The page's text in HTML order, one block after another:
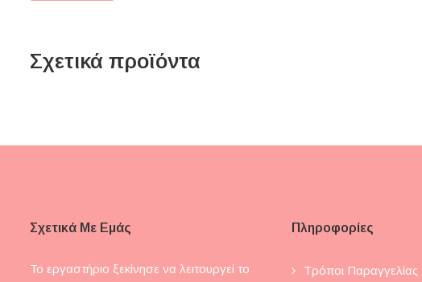
Σχετικά προϊόντα
Σχετικά Με Εμάς
Το εργαστήριο ξεκίνησε να λειτουργεί το
Πληροφορίες
Τρόποι Παραγγελίας